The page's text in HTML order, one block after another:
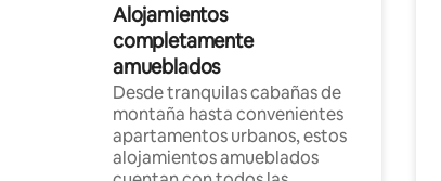
Alojamientos
completamente
amueblados
Desde tranquilas cabañas de
montaña hasta convenientes
apartamentos urbanos, estos
alojamientos amueblados